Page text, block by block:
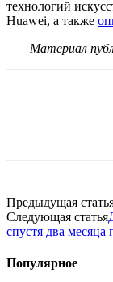
технологий
Huawei, а также
Материал
Предыдущая
Следующая статья
спустя два месяца
Популярное